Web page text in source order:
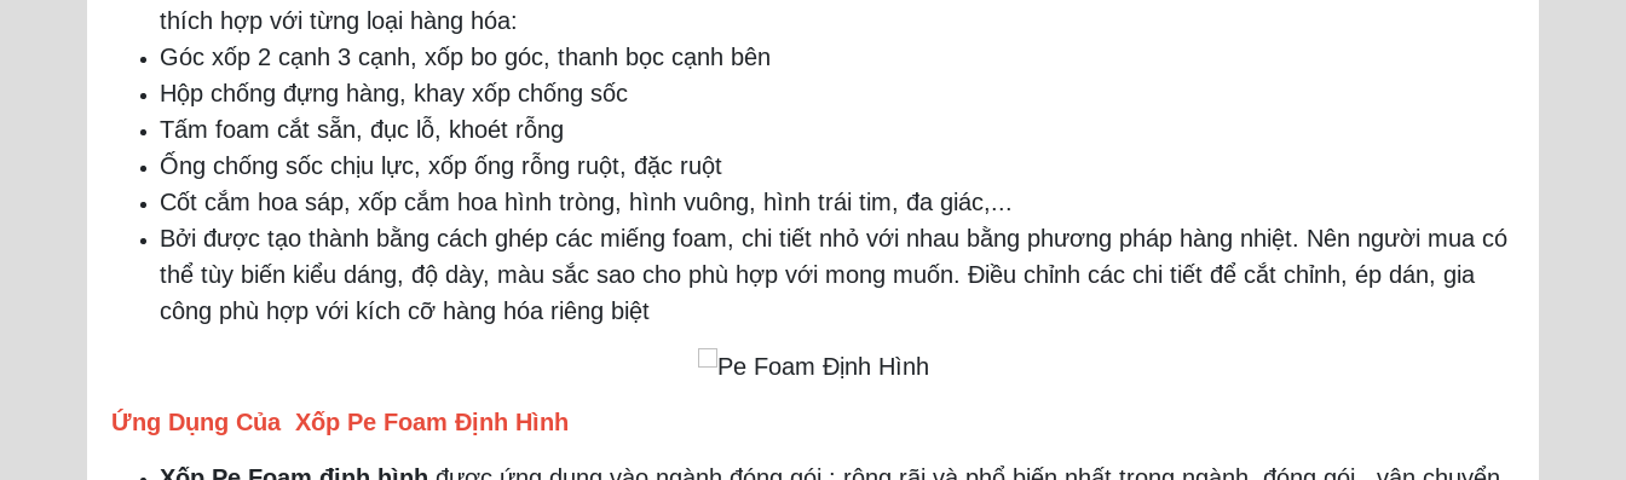
thích hợp với từng loại hàng hóa:
Góc xốp 2 cạnh 3 cạnh, xốp bo góc, thanh bọc cạnh bên
Hộp chống đựng hàng, khay xốp chống sốc
Tấm foam cắt sẵn, đục lỗ, khoét rỗng
Ống chống sốc chịu lực, xốp ống rỗng ruột, đặc ruột
Cốt cắm hoa sáp, xốp cắm hoa hình tròng, hình vuông, hình trái tim, đa giác,...
Bởi được tạo thành bằng cách ghép các miếng foam, chi tiết nhỏ với nhau bằng phương pháp hàng nhiệt. Nên người mua có
thể tùy biến kiểu dáng, độ dày, màu sắc sao cho phù hợp với mong muốn. Điều chỉnh các chi tiết để cắt chỉnh, ép dán, gia
công phù hợp với kích cỡ hàng hóa riêng biệt
Ứng Dụng Của Xốp Pe Foam Định Hình